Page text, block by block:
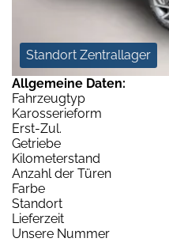
Standort Zentrallager
Allgemeine Daten:
Fahrzeugtyp
Karosserieform
Erst-Zul.
Getriebe
Kilometerstand
Anzahl der Türen
Farbe
Standort
Lieferzeit
Unsere Nummer